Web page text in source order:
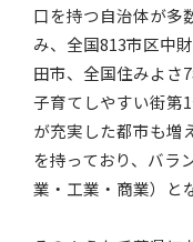
口を持つ自治体が多
み、全国813市区中
田市、全国住みよさ
子育てしやすい街第
が充実した都市も増
を持っており、バラ
業・工業・商業）と